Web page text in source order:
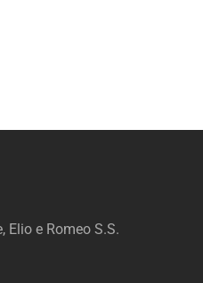
Elio e Romeo S.S.